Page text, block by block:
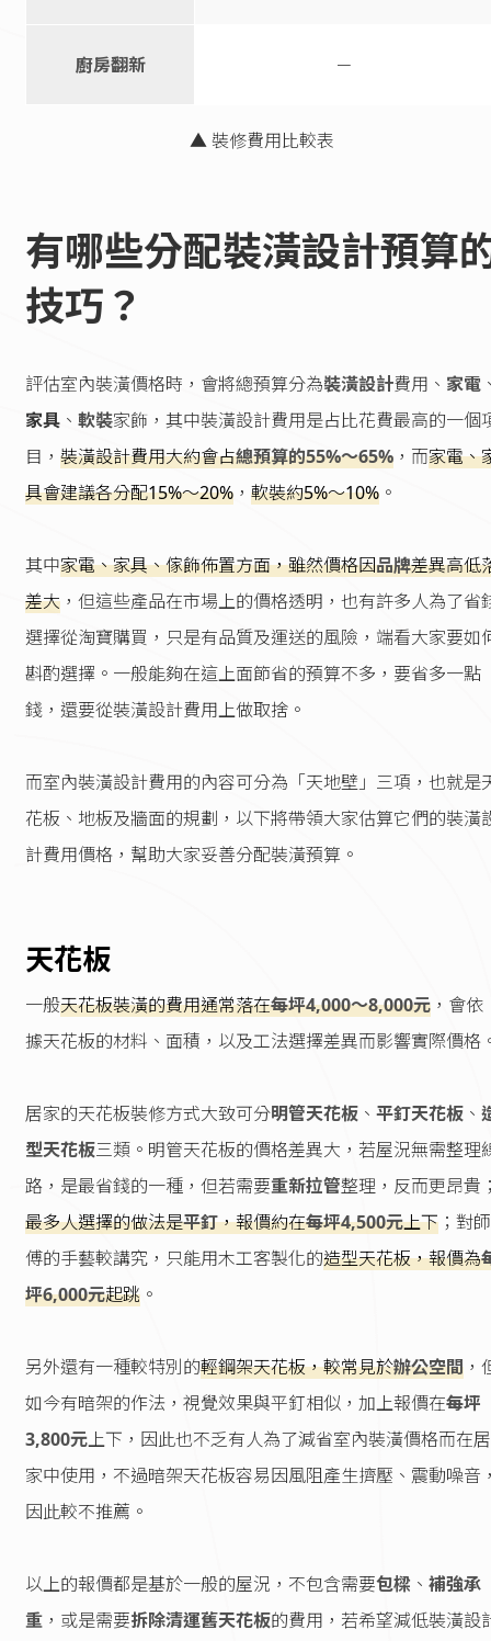
廚房翻新 －
▲ 裝修費用比較表
有哪些分配裝潢設計預算
技巧？
評估室內裝潢價格時，會將總預算分為裝潢設計費用、 家電
家具 、 軟裝家飾，其中裝潢設計費用是占比花費最高的一個
目， 裝潢設計費用大約會占總預算的55%～65% ，而家電、
具會建議各分配15%～20% ， 軟裝約5%～10% 。
其中家電、家具、傢飾佈置方面，雖然價格因品牌差異高低
差大 ，但這些產品在市場上的價格透明，也有許多人為了省
選擇從淘寶購買，只是有品質及運送的風險，端看大家要如
斟酌選擇。一般能夠在這上面節省的預算不多，要省多一點
錢，還要從裝潢設計費用上做取捨。
而室內裝潢設計費用的內容可分為「天地壁」三項，也就是
花板、地板及牆面的規劃，以下將帶領大家估算它們的裝潢
計費用價格，幫助大家妥善分配裝潢預算。
天花板
一般天花板裝潢的費用通常落在每坪4,000～8,000元 ，會依
據天花板的材料、面積，以及工法選擇差異而影響實際價格
居家的天花板裝修方式大致可分明管天花板 、 平釘天花板 、
型天花板三類。明管天花板的價格差異大，若屋況無需整理
路，是最省錢的一種，但若需要重新拉管整理，反而更昂貴
最多人選擇的做法是平釘，報價約在每坪4,500元上下 ；對師
傅的手藝較講究，只能用木工客製化的造型天花板，報價為
坪6,000元起跳 。
另外還有一種較特別的輕鋼架天花板，較常見於辦公空間 ，
如今有暗架的作法，視覺效果與平釘相似，加上報價在每坪
3,800元上下，因此也不乏有人為了減省室內裝潢價格而在居
家中使用，不過暗架天花板容易因風阻產生擠壓、震動噪音
因此較不推薦。
以上的報價都是基於一般的屋況，不包含需要包樑 、 補強承
重 ，或是需要拆除清運舊天花板的費用，若希望減低裝潢設